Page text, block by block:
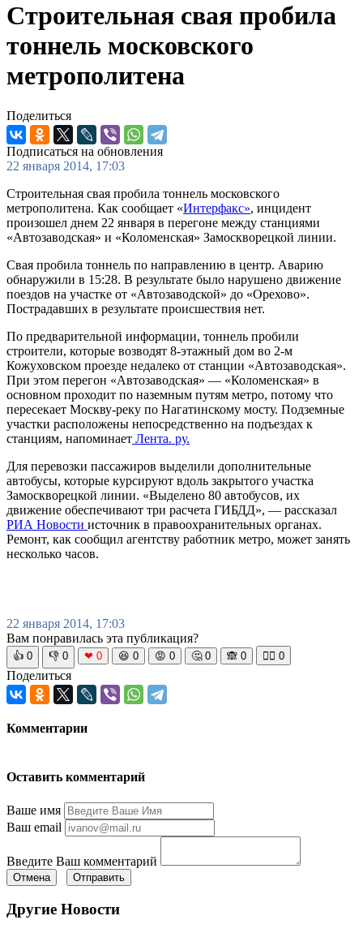
Строительная свая пробила
тоннель московского
метрополитена
Поделиться
Подписаться на обновления
22 января 2014, 17:03
Строительная свая пробила тоннель московского
метрополитена. Как сообщает «Интерфакс», инцидент
произошел днем 22 января в перегоне между станциями
«Автозаводская» и «Коломенская» Замоскворецкой линии.
Свая пробила тоннель по направлению в центр. Аварию
обнаружили в 15:28. В результате было нарушено движение
поездов на участке от «Автозаводской» до «Орехово».
Пострадавших в результате происшествия нет.
По предварительной информации, тоннель пробили
строители, которые возводят 8-этажный дом во 2-м
Кожуховском проезде недалеко от станции «Автозаводская».
При этом перегон «Автозаводская» — «Коломенская» в
основном проходит по наземным путям метро, потому что
пересекает Москву-реку по Нагатинскому мосту. Подземные
участки расположены непосредственно на подъездах к
станциям, напоминает Лента. ру.
Для перевозки пассажиров выделили дополнительные
автобусы, которые курсируют вдоль закрытого участка
Замоскворецкой линии. «Выделено 80 автобусов, их
движение обеспечивают три расчета ГИБДД», — рассказал
РИА Новости источник в правоохранительных органах.
Ремонт, как сообщил агентству работник метро, может занять
несколько часов.
22 января 2014, 17:03
Вам понравилась эта публикация?
👍 0 👎 0 ❤ 0 😆 0 😡 0 🤔 0 🙈 0 🧘‍♀️ 0
Поделиться
Комментарии
Оставить комментарий
Ваше имя
Ваш email
Введите Ваш комментарий
Отмена Отправить
Другие Новости